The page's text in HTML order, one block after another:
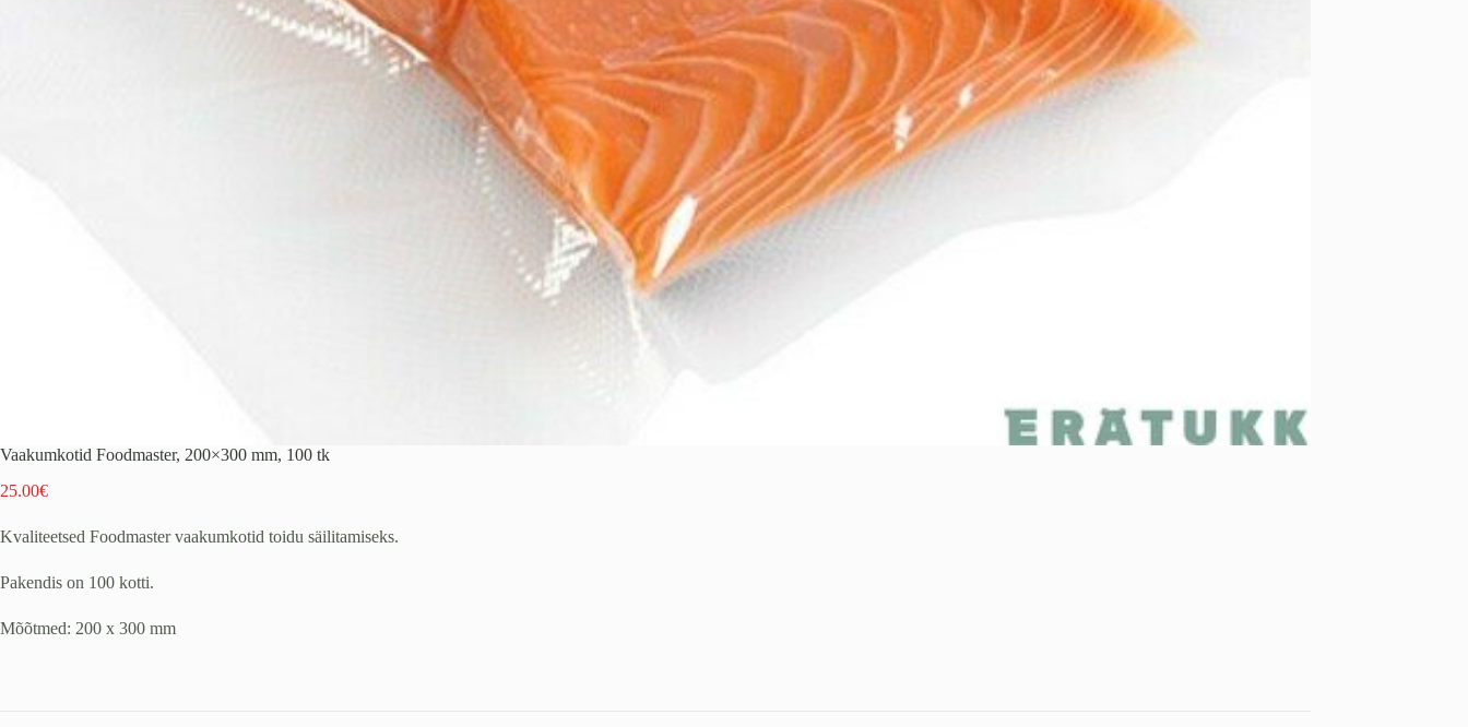
Vaakumkotid Foodmaster, 200×300 mm, 100 tk
25.00€
Kvaliteetsed Foodmaster vaakumkotid toidu säilitamiseks.
Pakendis on 100 kotti.
Mõõtmed: 200 x 300 mm